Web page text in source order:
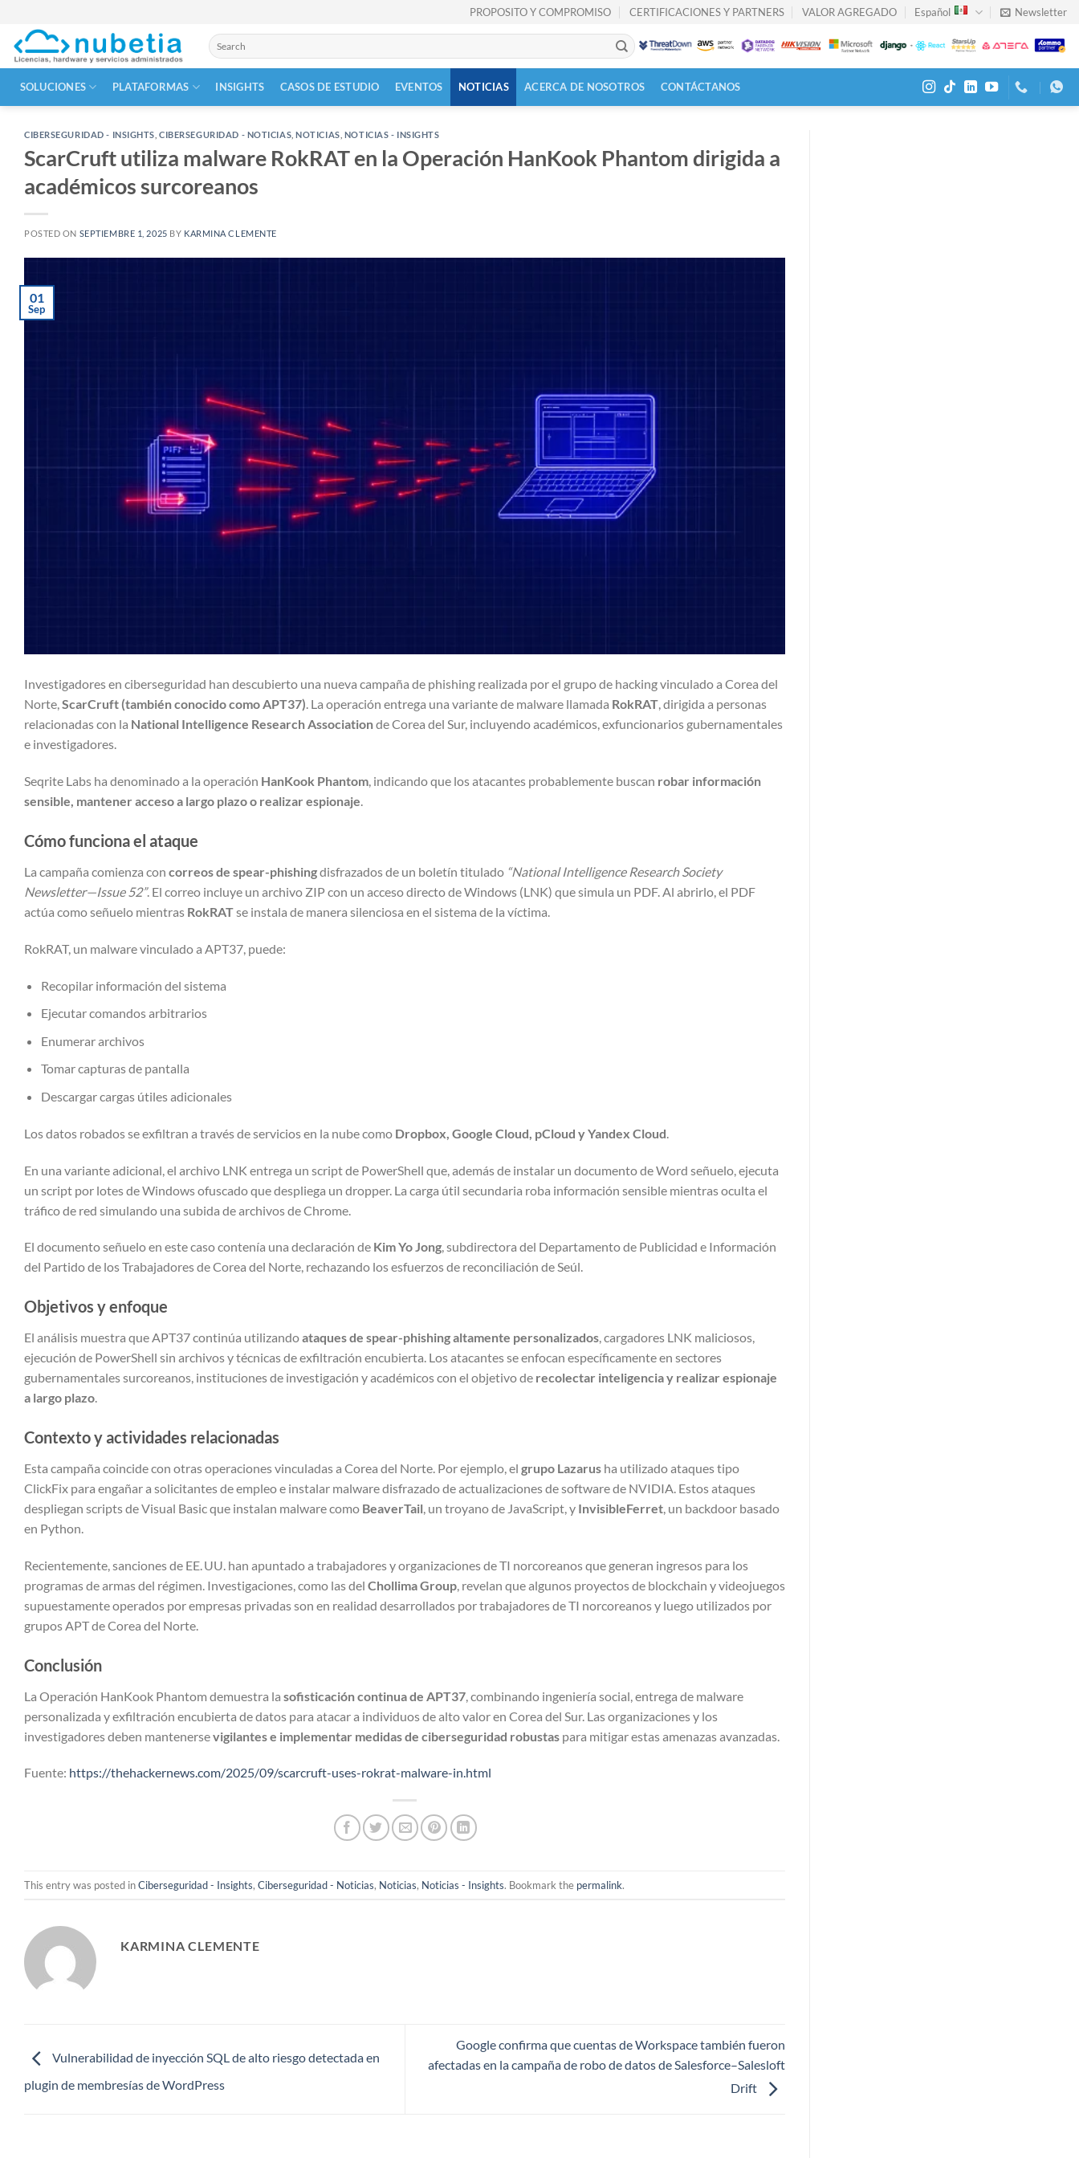
content
PROPOSITO Y COMPROMISO CERTIFICACIONES Y PARTNERS VALOR AGREGADO Español Newsletter
Buscar
por:
SOLUCIONES PLATAFORMAS INSIGHTS CASOS DE ESTUDIO EVENTOS NOTICIAS ACERCA DE NOSOTROS CONTÁCTANOS
CIBERSEGURIDAD - INSIGHTS ,CIBERSEGURIDAD - NOTICIAS ,NOTICIAS NOTICIAS - INSIGHTS
ScarCruft utiliza malware RokRAT en la Operación HanKook Phantom dirigida a
académicos surcoreanos
POSTED ON SEPTIEMBRE 1, 2025 BY KARMINA CLEMENTE
01
Sep
Investigadores en ciberseguridad han descubierto una nueva campaña de phishing realizada por el grupo de hacking vinculado a Corea del
Norte,ScarCruft (también conocido como APT37). La operación entrega una variante de malware llamada RokRAT, dirigida a personas
relacionadas con la National Intelligence Research Associationde Corea del Sur, incluyendo académicos, exfuncionarios gubernamentales
e investigadores.
Seqrite Labs ha denominado a la operación HanKook Phantom, indicando que los atacantes probablemente buscan robar información
sensible, mantener acceso a largo plazo o realizar espionaje.
Cómo funciona el ataque
La campaña comienza con correos de spear-phishingdisfrazados de un boletín titulado “National Intelligence Research Society
Newsletter—Issue 52”. El correo incluye un archivo ZIP con un acceso directo de Windows (LNK) que simula un PDF. Al abrirlo, el PDF
actúa como señuelo mientras RokRATse instala de manera silenciosa en el sistema de la víctima.
RokRAT, un malware vinculado a APT37, puede:
Recopilar información del sistema
Ejecutar comandos arbitrarios
Enumerar archivos
Tomar capturas de pantalla
Descargar cargas útiles adicionales
Los datos robados se exfiltran a través de servicios en la nube como Dropbox, Google Cloud, pCloud y Yandex Cloud
En una variante adicional, el archivo LNK entrega un script de PowerShell que, además de instalar un documento de Word señuelo, ejecuta
un script por lotes de Windows ofuscado que despliega un dropper. La carga útil secundaria roba información sensible mientras oculta el
tráfico de red simulando una subida de archivos de Chrome.
El documento señuelo en este caso contenía una declaración de Kim Yo Jong, subdirectora del Departamento de Publicidad e Información
del Partido de los Trabajadores de Corea del Norte, rechazando los esfuerzos de reconciliación de Seúl.
Objetivos y enfoque
El análisis muestra que APT37 continúa utilizandoataques de spear-phishing altamente personalizados, cargadores LNK maliciosos,
ejecución de PowerShell sin archivos y técnicas de exfiltración encubierta. Los atacantes se enfocan específicamente en sectores
gubernamentales surcoreanos, instituciones de investigación y académicos con el objetivo de recolectar inteligencia y realizar espionaje
a largo plazo.
Contexto y actividades relacionadas
Esta campaña coincide con otras operaciones vinculadas a Corea del Norte. Por ejemplo, el grupo Lazarus ha utilizado ataques tipo
ClickFix para engañar a solicitantes de empleo e instalar malware disfrazado de actualizaciones de software de NVIDIA. Estos ataques
despliegan scripts de Visual Basic que instalan malware como BeaverTail, un troyano de JavaScript, y InvisibleFerret, un backdoor basado
en Python.
Recientemente, sanciones de EE. UU. han apuntado a trabajadores y organizaciones de TI norcoreanos que generan ingresos para los
programas de armas del régimen. Investigaciones, como las del Chollima Group , revelan que algunos proyectos de blockchain y videojuegos
supuestamente operados por empresas privadas son en realidad desarrollados por trabajadores de TI norcoreanos y luego utilizados por
grupos APT de Corea del Norte.
Conclusión
La Operación HanKook Phantom demuestra la sofisticación continua de APT37 , combinando ingeniería social, entrega de malware
personalizada y exfiltración encubierta de datos para atacar a individuos de alto valor en Corea del Sur. Las organizaciones y los
investigadores deben mantenersevigilantes e implementar medidas de ciberseguridad robustas para mitigar estas amenazas avanzadas.
Fuente: https://thehackernews.com/2025/09/scarcruft-uses-rokrat-malware-in.html
This entry was posted inCiberseguridad - Insights, Ciberseguridad - Noticias, Noticias, Noticias - Insights. Bookmark the permalink.
KARMINA CLEMENTE
Vulnerabilidad de inyección SQL de alto riesgo detectada en
plugin de membresías de WordPress
Google confirma que cuentas de Workspace también fueron
afectadas en la campaña de robo de datos de Salesforce–Salesloft
Drift